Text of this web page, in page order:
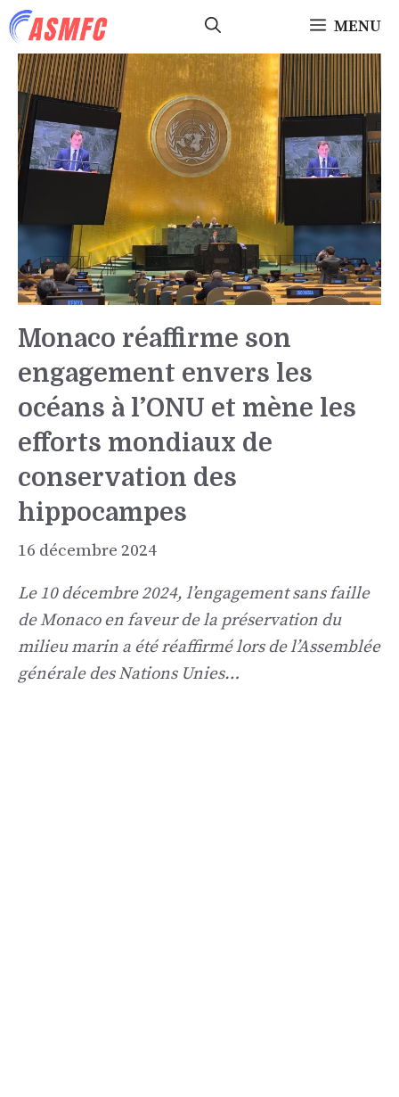
Aller
au
contenu
MENU
Monaco réaffirme son
engagement envers les
océans à l’ONU et mène les
efforts mondiaux de
conservation des
hippocampes
16 décembre 2024
Le 10 décembre 2024, l’engagement sans faille
de Monaco en faveur de la préservation du
milieu marin a été réaffirmé lors de l’Assemblée
générale des Nations Unies…